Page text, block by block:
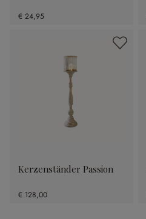
€ 24,95
Kerzenständer Passion
€ 128,00